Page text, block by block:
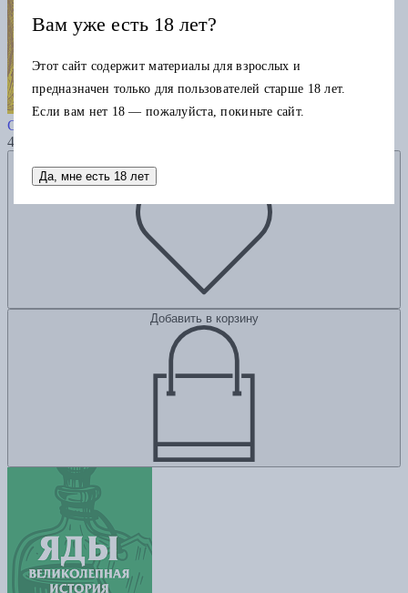
Как выжить женщине в
Средневековье. Покетбук
475
Добавить в корзину
Вам уже есть 18 лет?
Этот сайт содержит материалы для взрослых и
предназначен только для пользователей старше 18 лет.
Если вам нет 18 — пожалуйста, покиньте сайт.
Да, мне есть 18 лет